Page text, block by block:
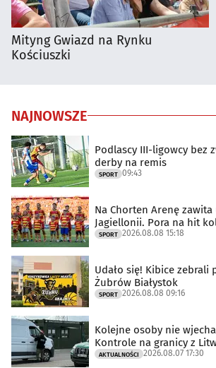
Mityng Gwiazd na Rynku
Kościuszki
NAJNOWSZE
Podlascy III-ligowcy bez
derby na remis
SPORT 09:43
Na Chorten Arenę
Jagiellonii. Pora na hit
SPORT 2026.08.08 15:18
Udało się! Kibice zebrali
Żubrów Białystok
SPORT 2026.08.08 09:16
Kolejne osoby nie
Kontrole na granicy z
AKTUALNOŚCI 2026.08.07 17:30